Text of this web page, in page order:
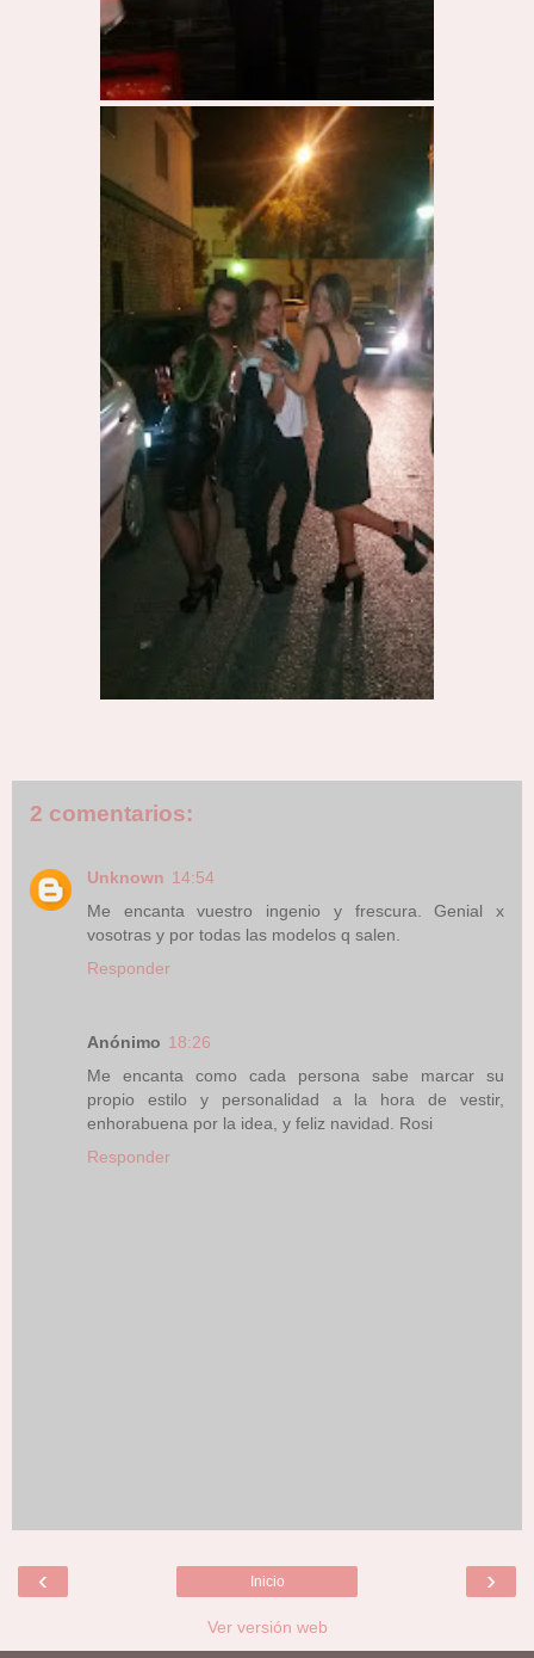
2 comentarios:
Unknown 14:54
Me encanta vuestro ingenio y frescura. Genial x
vosotras y por todas las modelos q salen.
Responder
Anónimo 18:26
Me encanta como cada persona sabe marcar su
propio estilo y personalidad a la hora de vestir,
enhorabuena por la idea, y feliz navidad. Rosi
Responder
‹ ›
Inicio
Ver versión web